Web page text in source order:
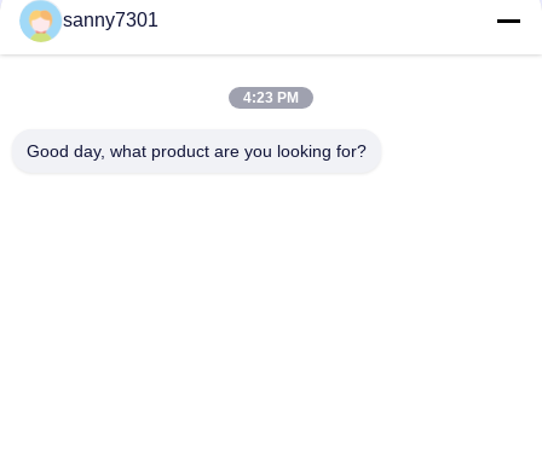
Banque de débit laminaire de classe 100 avec base haute de
650 mm, fonctionnement silencieux
Banc vertical d'écoulement laminaire de système
sanny7301
4:23 PM
Good day, what product are you looking for?